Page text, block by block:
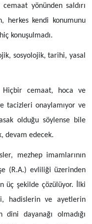
yönünden saldırı
herkes kendi konumunu
konuşulmadı.
sosyolojik, tarihi, yasal
Hiçbir cemaat, hoca ve
tacizleri onaylamıyor ve
olduğu söylense bile
devam edecek.
mezhep imamlarının
(R.A.) evliliği üzerinden
üç şekilde çözülüyor. İlki
hadislerin ve ayetlerin
dini dayanağı olmadığı